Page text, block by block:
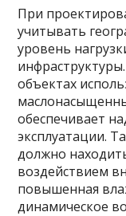
При
учитывать
уровень
объектах
обеспечивает
эксплуатации.
должно
воздействием
повышенная
динамическое